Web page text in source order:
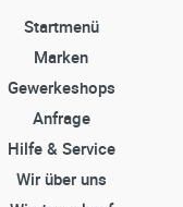
Startmenü
Marken
Gewerkeshops
Anfrage
Hilfe & Service
Wir über uns